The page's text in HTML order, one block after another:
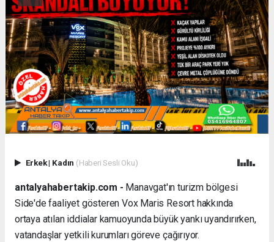
Erkek| Kadın (Haberi Sesli Oku)
antalyahabertakip.com - Manavgat'ın turizm bölgesi
Side'de faaliyet gösteren Vox Maris Resort hakkında
ortaya atılan iddialar kamuoyunda büyük yankı uyandırırken,
vatandaşlar yetkili kurumları göreve çağırıyor.